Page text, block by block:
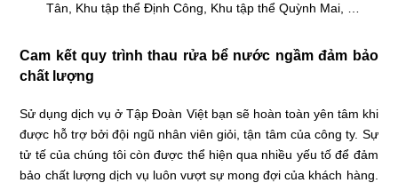
Tân, Khu tập thể Định Công, Khu tập thể Quỳnh Mai, …
Cam kết quy trình thau rửa bể nước ngầm đảm bảo
chất lượng
Sử dụng dịch vụ ởTập Đoàn Việtbạn sẽ hoàn toàn yên tâm khi
được hỗ trợ bởi đội ngũ nhân viên giỏi, tận tâm của công ty. Sự
tử tế của chúng tôi còn được thể hiện qua nhiều yếu tố để đảm
bảo chất lượng dịch vụ luôn vượt sự mong đợi của khách hàng.